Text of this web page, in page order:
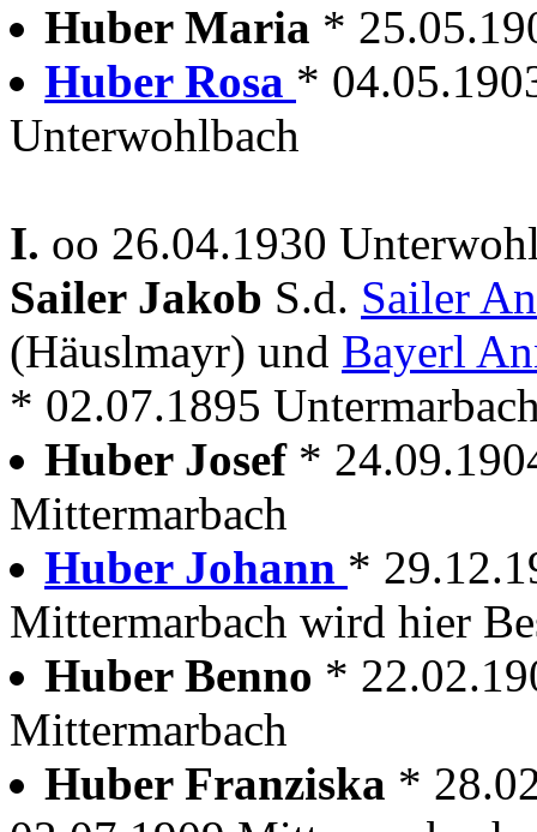
Huber Maria *
Huber Rosa *
Unterwohlbach
I. oo 26.04.1930
Sailer Jakob S.d. Sailer
(Häuslmayr) und Bayerl
* 02.07.1895
Huber Josef *
Mittermarbach
Huber Johann *
Mittermarbach wird hier
Huber Benno *
Mittermarbach
Huber Franziska *